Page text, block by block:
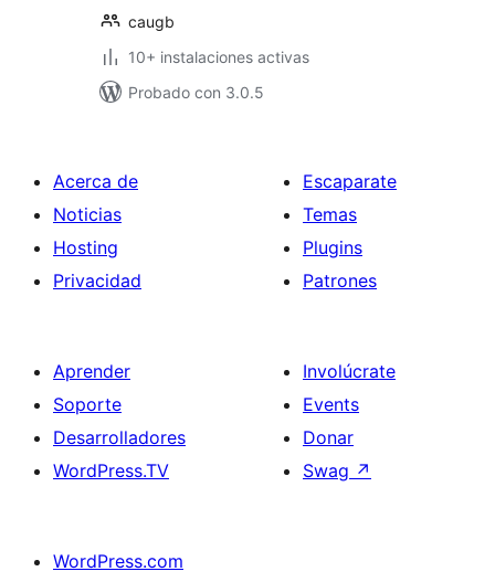
caugb
10+ instalaciones activas
Probado con 3.0.5
Acerca de
Noticias
Hosting
Privacidad
Escaparate
Temas
Plugins
Patrones
Aprender
Soporte
Desarrolladores
WordPress.TV
Involúcrate
Events
Donar
Swag ↗
WordPress.com